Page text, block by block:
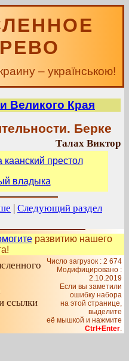
– українською!
Великого Края
Берке
Талах Виктор
престол
владыка
| Следующий раздел
развитию нашего
ссылки
Число загрузок : 2 674
Модифицировано :
2.10.2019
Если вы заметили
ошибку набора
на этой странице,
выделите
её мышкой и нажмите
Ctrl+Enter.